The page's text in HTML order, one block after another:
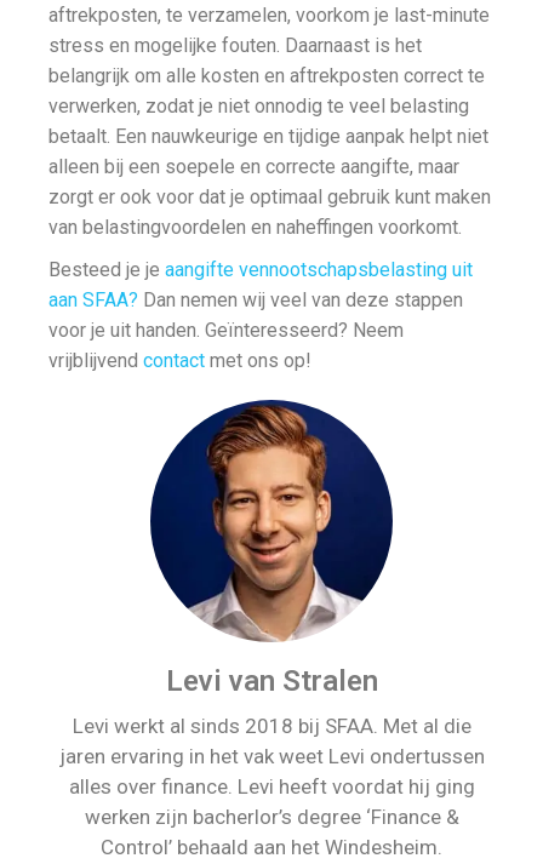
aftrekposten, te verzamelen, voorkom je last-minute
stress en mogelijke fouten. Daarnaast is het
belangrijk om alle kosten en aftrekposten correct te
verwerken, zodat je niet onnodig te veel belasting
betaalt. Een nauwkeurige en tijdige aanpak helpt niet
alleen bij een soepele en correcte aangifte, maar
zorgt er ook voor dat je optimaal gebruik kunt maken
van belastingvoordelen en naheffingen voorkomt.
Besteed je je aangifte vennootschapsbelasting uit
aan SFAA? Dan nemen wij veel van deze stappen
voor je uit handen. Geïnteresseerd? Neem
vrijblijvend contact met ons op!
Levi van Stralen
Levi werkt al sinds 2018 bij SFAA. Met al die
jaren ervaring in het vak weet Levi ondertussen
alles over finance. Levi heeft voordat hij ging
werken zijn bacherlor’s degree ‘Finance &
Control’ behaald aan het Windesheim.